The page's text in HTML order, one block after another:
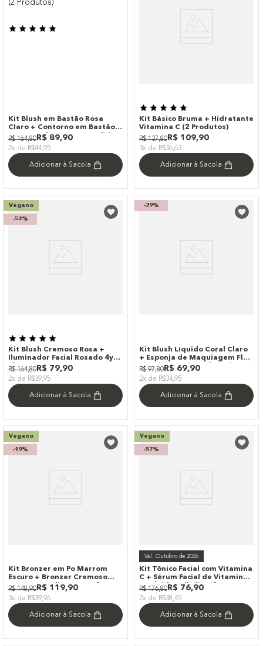
Kit Blush em Bastão Rosa
Claro + Contorno em Bastão
Marrom Claro Océane Edition
(2 Produtos)
R$ 164,80R$ 89,90
2x de R$44,95
Adicionar à Sacola
Kit Básico Bruma + Hidratante
Vitamina C (2 Produtos)
R$ 137,80R$ 109,90
3x de R$36,63
Adicionar à Sacola
Vegano
-52%
Kit Blush Cremoso Rosa +
Iluminador Facial Rosado 4you
(2 Produtos)
R$ 164,80R$ 79,90
2x de R$39,95
Adicionar à Sacola
-29%
Kit Blush Líquido Coral Claro
+ Esponja de Maquiagem Flat
Blend Rosa Claro (2 Produtos)
R$ 97,80R$ 69,90
2x de R$34,95
Adicionar à Sacola
Vegano
-19%
Kit Bronzer em Po Marrom
Escuro + Bronzer Cremoso
Marrom Medio Escuro (2
Produtos)
R$ 148,90R$ 119,90
3x de R$39,96
Adicionar à Sacola
Vegano
-57%
Val. Outubro de 2026
Kit Tônico Facial com Vitamina
C + Sérum Facial de Vitamina
C e Ácido Salicílico (2
Produtos)
R$ 176,80R$ 76,90
2x de R$38,45
Adicionar à Sacola